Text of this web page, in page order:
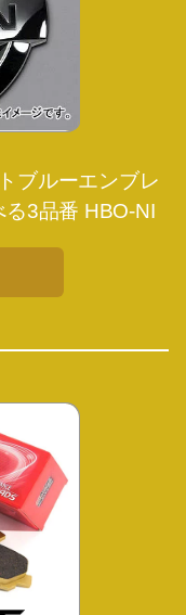
ブルーエンブレ
る3品番 HBO-NI